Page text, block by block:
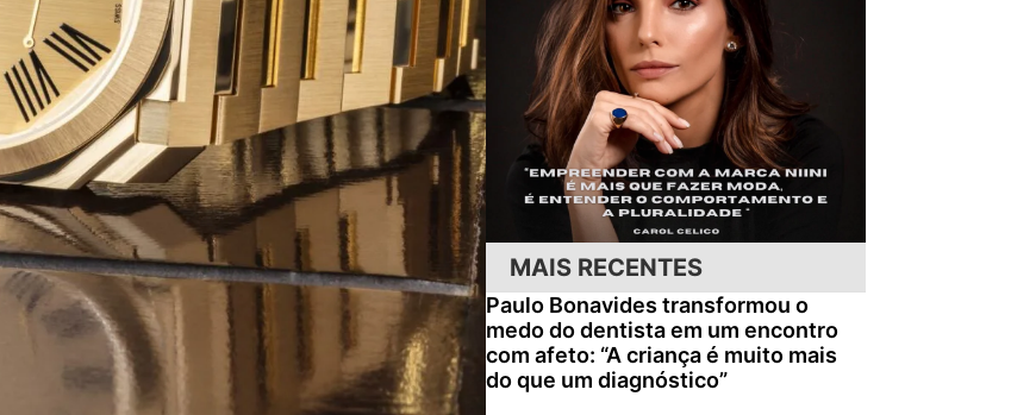
MAIS RECENTES
Paulo Bonavides transformou o
medo do dentista em um encontro
com afeto: “A criança é muito mais
do que um diagnóstico”